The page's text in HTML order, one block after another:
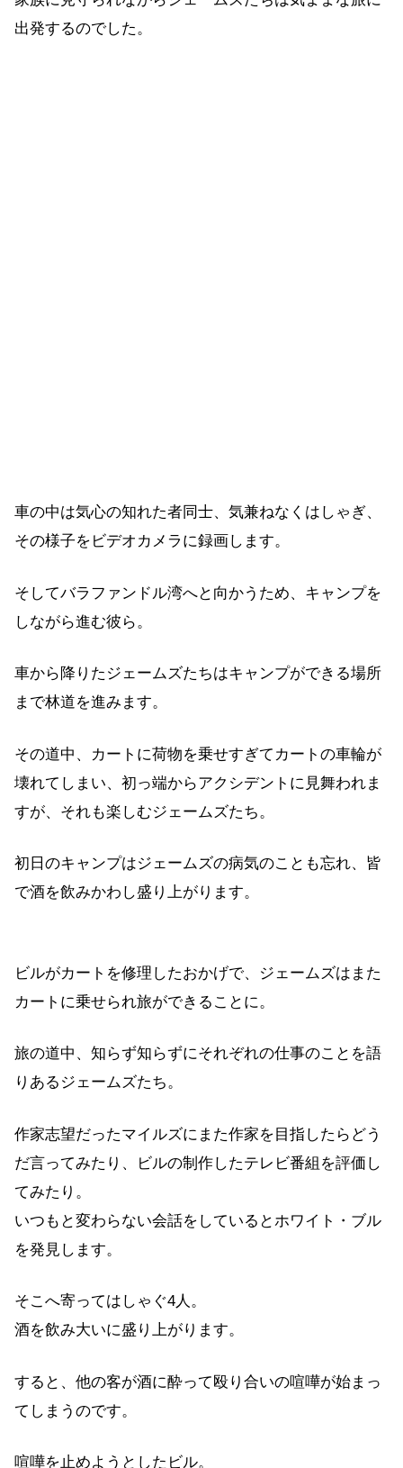
出発するのでした。
車の中は気心の知れた者同士、気兼ねなくはしゃぎ、
その様子をビデオカメラに録画します。
そしてバラファンドル湾へと向かうため、キャンプを
しながら進む彼ら。
車から降りたジェームズたちはキャンプができる場所
まで林道を進みます。
その道中、カートに荷物を乗せすぎてカートの車輪が
壊れてしまい、初っ端からアクシデントに見舞われま
すが、それも楽しむジェームズたち。
初日のキャンプはジェームズの病気のことも忘れ、皆
で酒を飲みかわし盛り上がります。
ビルがカートを修理したおかげで、ジェームズはまた
カートに乗せられ旅ができることに。
旅の道中、知らず知らずにそれぞれの仕事のことを語
りあるジェームズたち。
作家志望だったマイルズにまた作家を目指したらどう
だ言ってみたり、ビルの制作したテレビ番組を評価し
てみたり。
いつもと変わらない会話をしているとホワイト・ブル
を発見します。
そこへ寄ってはしゃぐ4人。
酒を飲み大いに盛り上がります。
すると、他の客が酒に酔って殴り合いの喧嘩が始まっ
てしまうのです。
喧嘩を止めようとしたビル。